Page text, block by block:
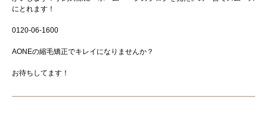
にとれます！
0120-06-1600
AONEの縮毛矯正でキレイになりませんか？
お待ちしてます！